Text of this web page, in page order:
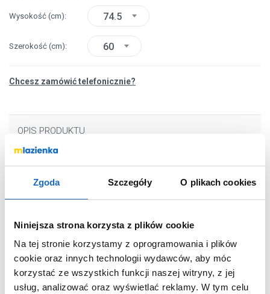
Zgoda Szczegóły O plikach cookies
Niniejsza strona korzysta z plików cookie
Na tej stronie korzystamy z oprogramowania i plików
cookie oraz innych technologii wydawców, aby móc
korzystać ze wszystkich funkcji naszej witryny, z jej
usług, analizować oraz wyświetlać reklamy. W tym celu
Wysokość (cm) 74.5
Szerokość (cm) 60
Chcesz zamówić telefonicznie?
OPIS PRODUKTU
Marka
Luxrad
Seria
Atakama
Szerokość
60 cm
Moc
436 Wat